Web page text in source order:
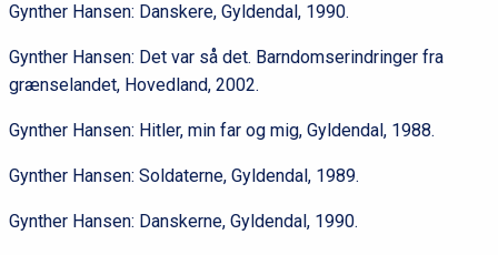
Gynther Hansen: Danskere, Gyldendal, 1990.
Gynther Hansen: Det var så det. Barndomserindringer fra
grænselandet, Hovedland, 2002.
Gynther Hansen: Hitler, min far og mig, Gyldendal, 1988.
Gynther Hansen: Soldaterne, Gyldendal, 1989.
Gynther Hansen: Danskerne, Gyldendal, 1990.